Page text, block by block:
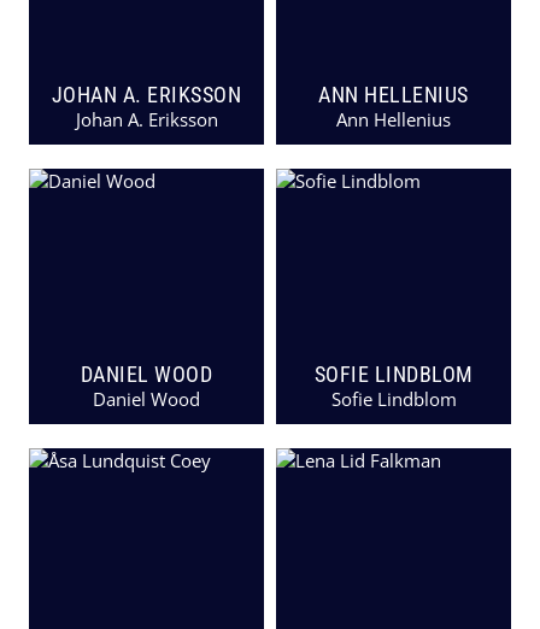
JOHAN A. ERIKSSON
Johan A. Eriksson
ANN HELLENIUS
Ann Hellenius
DANIEL WOOD
Daniel Wood
SOFIE LINDBLOM
Sofie Lindblom